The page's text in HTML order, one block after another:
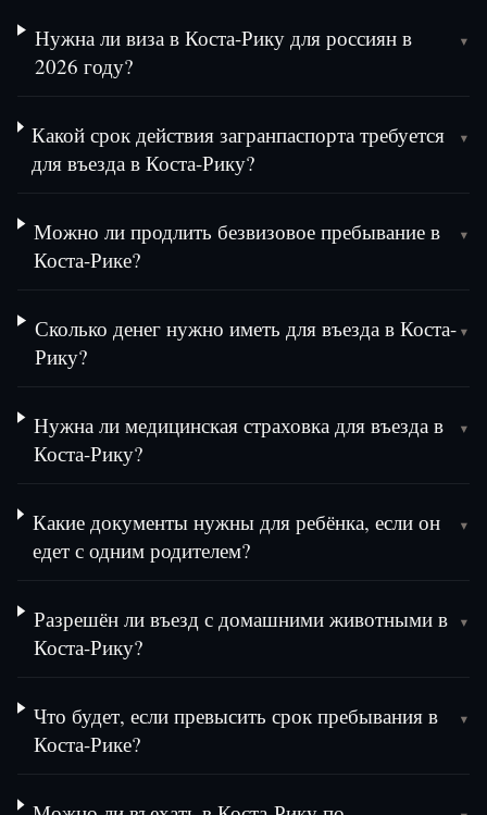
Нужна ли виза в Коста-Рику для россиян в
2026 году?
▾
Какой срок действия загранпаспорта требуется
для въезда в Коста-Рику?
▾
Можно ли продлить безвизовое пребывание в
Коста-Рике?
▾
Сколько денег нужно иметь для въезда в Коста-
Рику?
▾
Нужна ли медицинская страховка для въезда в
Коста-Рику?
▾
Какие документы нужны для ребёнка, если он
едет с одним родителем?
▾
Разрешён ли въезд с домашними животными в
Коста-Рику?
▾
Что будет, если превысить срок пребывания в
Коста-Рике?
▾